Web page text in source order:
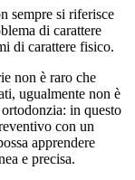
sempre si riferisce
di carattere
di carattere fisico.
non è raro che
ugualmente non è
in questo
con un
apprendere
e precisa.